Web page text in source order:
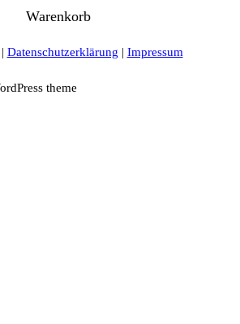
Warenkorb
Datenschutzerklärung | Impressum
theme